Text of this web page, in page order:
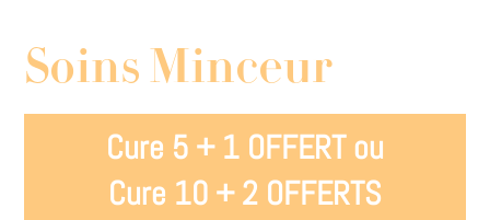
Soins Minceur
Cure 5 + 1 OFFERT ou
Cure 10 + 2 OFFERTS